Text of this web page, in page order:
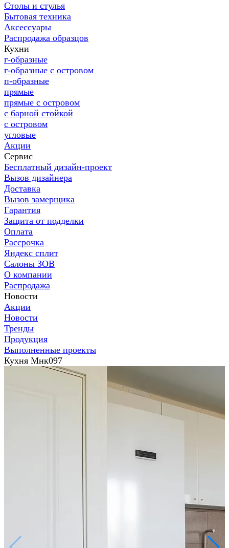
Столы и стулья
Бытовая техника
Аксессуары
Распродажа образцов
Кухни
г-образные
г-образные с островом
п-образные
прямые
прямые с островом
с барной стойкой
с островом
угловые
Акции
Сервис
Бесплатный дизайн-проект
Вызов дизайнера
Доставка
Вызов замерщика
Гарантия
Защита от подделки
Оплата
Рассрочка
Яндекс сплит
Салоны ЗОВ
О компании
Распродажа
Новости
Акции
Новости
Тренды
Продукция
Выполненные проекты
Кухня Мнк097